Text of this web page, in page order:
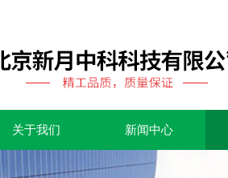
关于我们 新闻中心